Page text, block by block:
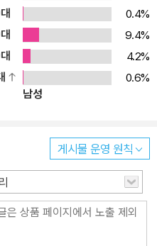
0.4%
9.4%
4.2%
0.6%
남성
게시물 운영 원칙